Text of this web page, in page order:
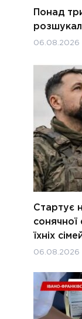
Понад
06.08.2026
Стартує
сонячної
їхніх
06.08.2026